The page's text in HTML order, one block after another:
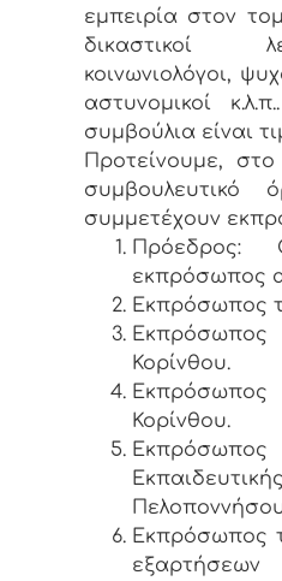
εμπειρία στον
δικαστικοί
κοινωνιολόγοι,
αστυνομικοί
συμβούλια είναι
Προτείνουμε,
συμμετέχουν
Πρόεδρος:
εκπρόσωπος
Εκπρόσωπος
Εκπρόσωπος
Κορίνθου.
Κορίνθου.
Εκπρόσωπος